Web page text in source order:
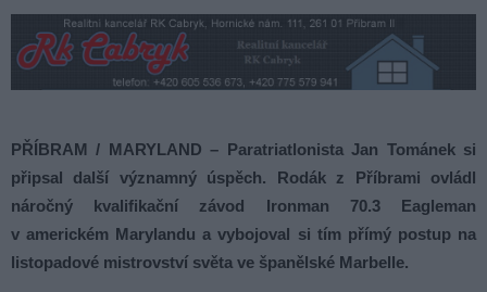
PŘÍBRAM / MARYLAND – Paratriatlonista Jan Tománek si
připsal další významný úspěch. Rodák z Příbrami ovládl
náročný kvalifikační závod Ironman 70.3 Eagleman
v americkém Marylandu a vybojoval si tím přímý postup na
listopadové mistrovství světa ve španělské Marbelle.